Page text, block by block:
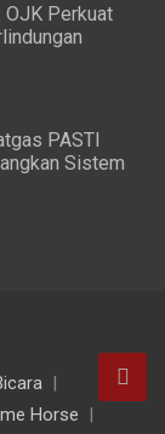
OJK Perkuat
PASTI
Sistem
Horse